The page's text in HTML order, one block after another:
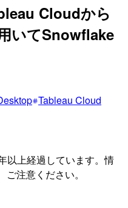
Cloudから
いてSnowflake
Tableau Cloud
以上経過しています。情
注意ください。